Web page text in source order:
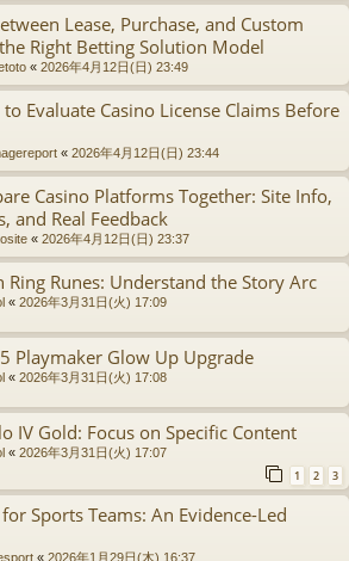
Lease, Purchase, and Custom
Right Betting Solution Model
« 2026年4月12日(日) 23:49
Evaluate Casino License Claims Before
« 2026年4月12日(日) 23:44
Casino Platforms Together: Site Info,
and Real Feedback
« 2026年4月12日(日) 23:37
Ring Runes: Understand the Story Arc
« 2026年3月31日(火) 17:09
Playmaker Glow Up Upgrade
« 2026年3月31日(火) 17:08
IV Gold: Focus on Specific Content
« 2026年3月31日(火) 17:07
1 2 3
Sports Teams: An Evidence-Led
« 2026年1月29日(木) 16:37